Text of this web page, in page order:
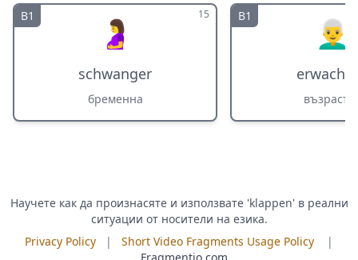
B1 15
🤰
schwanger
бременна
B1 👨‍🦳
Научете как да произнасяте и използвате 'klappen' в реални
ситуации от носители на езика.
Privacy Policy
| Short Video Fragments Usage Policy
|